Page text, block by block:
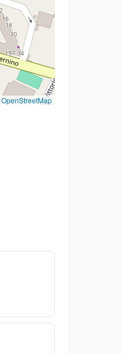
OpenStreetMap